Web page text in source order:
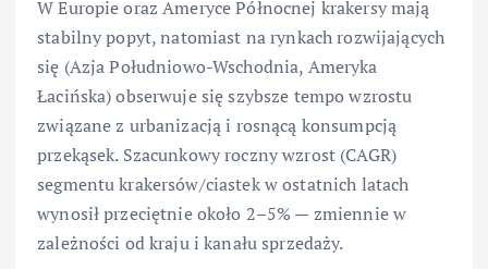
W Europie oraz Ameryce Północnej krakersy mają
stabilny popyt, natomiast na rynkach rozwijających
się (Azja Południowo-Wschodnia, Ameryka
Łacińska) obserwuje się szybsze tempo wzrostu
związane z urbanizacją i rosnącą konsumpcją
przekąsek. Szacunkowy roczny wzrost (CAGR)
segmentu krakersów/ciastek w ostatnich latach
wynosił przeciętnie około 2–5% — zmiennie w
zależności od kraju i kanału sprzedaży.